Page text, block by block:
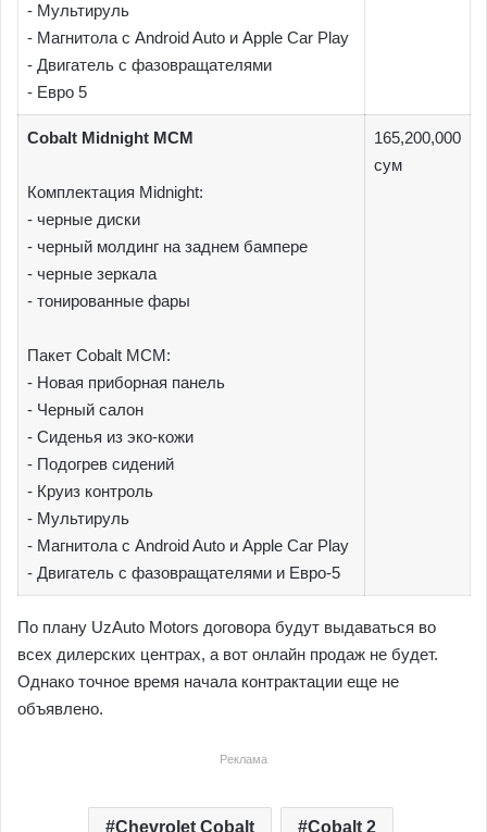
- Мультируль
- Магнитола с Android Auto и Apple Car Play
- Двигатель с фазовращателями
- Евро 5
Cobalt Midnight MCM
Комплектация Midnight:
- черные диски
- черный молдинг на заднем бампере
- черные зеркала
- тонированные фары
Пакет Cobalt МСМ:
- Новая приборная панель
- Черный салон
- Сиденья из эко-кожи
- Подогрев сидений
- Круиз контроль
- Мультируль
- Магнитола с Android Auto и Apple Car Play
- Двигатель с фазовращателями и Евро-5
165,200,000
сум
По плану UzAuto Motors договора будут выдаваться во
всех дилерских центрах, а вот онлайн продаж не будет.
Однако точное время начала контрактации еще не
объявлено.
Реклама
Chevrolet Cobalt Cobalt 2